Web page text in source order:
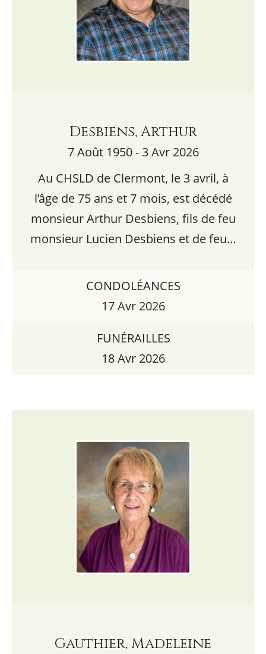
Desbiens, Arthur
7 Août 1950 - 3 Avr 2026
Au CHSLD de Clermont, le 3 avril, à
l’âge de 75 ans et 7 mois, est décédé
monsieur Arthur Desbiens, fils de feu
monsieur Lucien Desbiens et de feu…
CONDOLÉANCES
17 Avr 2026
FUNÉRAILLES
18 Avr 2026
Gauthier, Madeleine